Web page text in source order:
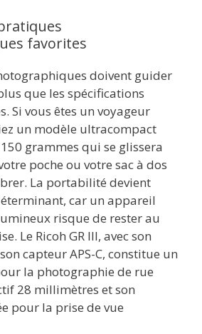
favorites
doivent guider
que les spécifications
Si vous êtes un voyageur
un modèle ultracompact
grammes qui se glissera
poche ou votre sac à dos
La portabilité devient
car un appareil
risque de rester au
Le Ricoh GR III, avec son
capteur APS-C, constitue un
la photographie de rue
28 millimètres et son
pour la prise de vue